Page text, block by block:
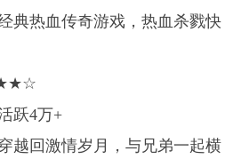
典热血传奇游戏，热血杀戮快
跃4万+
越回激情岁月，与兄弟一起横